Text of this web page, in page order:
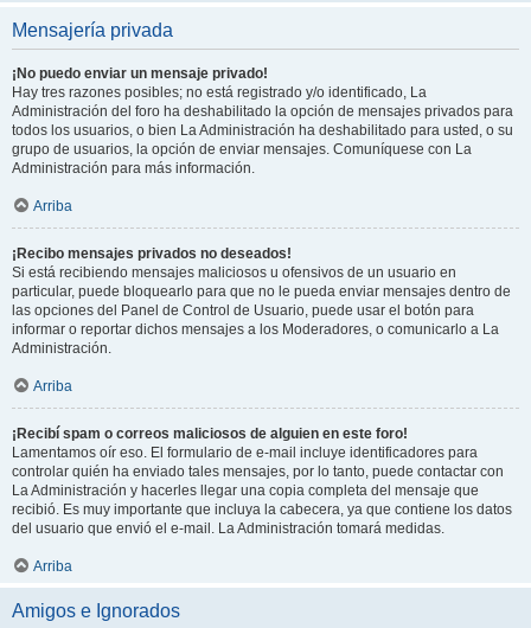
Mensajería privada
¡No puedo enviar un mensaje privado!
Hay tres razones posibles; no está registrado y/o identificado, La
Administración del foro ha deshabilitado la opción de mensajes privados para
todos los usuarios, o bien La Administración ha deshabilitado para usted, o su
grupo de usuarios, la opción de enviar mensajes. Comuníquese con La
Administración para más información.
Arriba
¡Recibo mensajes privados no deseados!
Si está recibiendo mensajes maliciosos u ofensivos de un usuario en
particular, puede bloquearlo para que no le pueda enviar mensajes dentro de
las opciones del Panel de Control de Usuario, puede usar el botón para
informar o reportar dichos mensajes a los Moderadores, o comunicarlo a La
Administración.
Arriba
¡Recibí spam o correos maliciosos de alguien en este foro!
Lamentamos oír eso. El formulario de e-mail incluye identificadores para
controlar quién ha enviado tales mensajes, por lo tanto, puede contactar con
La Administración y hacerles llegar una copia completa del mensaje que
recibió. Es muy importante que incluya la cabecera, ya que contiene los datos
del usuario que envió el e-mail. La Administración tomará medidas.
Arriba
Amigos e Ignorados